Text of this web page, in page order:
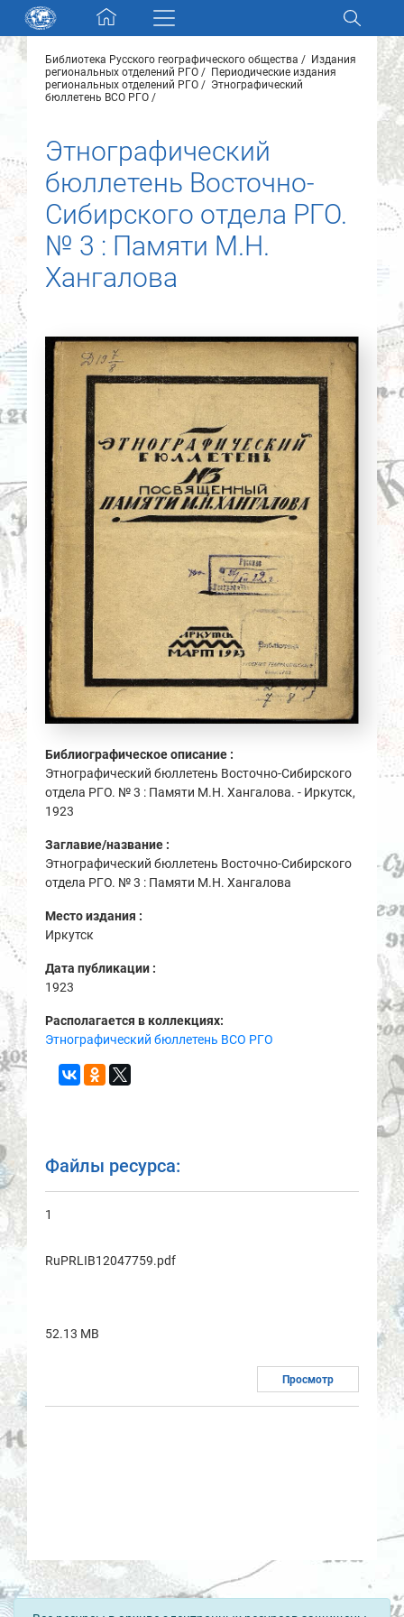
Skip navigation
Разделы и коллекции
Новости
О нас
Контакты
Партнеры
Найти
Библиотека Русского географического общества
Издания
региональных отделений РГО
Периодические издания
региональных отделений РГО
Этнографический
бюллетень ВСО РГО
Этнографический
бюллетень Восточно-
Сибирского отдела РГО.
№ 3 : Памяти М.Н.
Хангалова
Библиографическое описание :
Этнографический бюллетень Восточно-Сибирского
отдела РГО. № 3 : Памяти М.Н. Хангалова. - Иркутск,
1923
Заглавие/название :
Этнографический бюллетень Восточно-Сибирского
отдела РГО. № 3 : Памяти М.Н. Хангалова
Место издания :
Иркутск
Дата публикации :
1923
Располагается в коллекциях:
Этнографический бюллетень ВСО РГО
Файлы ресурса:
1
RuPRLIB12047759.pdf
52.13 MB
Просмотр